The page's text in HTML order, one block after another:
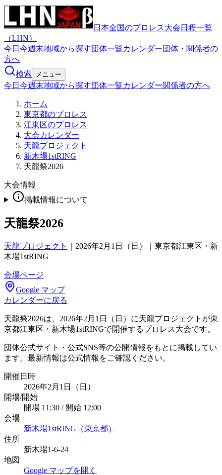
日本全国のプロレス大会日程一覧
（LHN）
今日 今週末地域から探す団体一覧カレンダー団体・関係者の
方へ
検索
メニュー
今日 今週末地域から探す団体一覧カレンダー関係者の方へ
ホーム
東京都のプロレス
江東区のプロレス
大会カレンダー
天龍プロジェクト
新木場1stRING
天龍祭2026
大会情報
掲載情報について
天龍祭2026
天龍プロジェクト
2026年2月1日（日）｜東京都江東区・新
木場1stRING
会場ページ
Google マップ
カレンダーに戻る
天龍祭2026は、2026年2月1日（日）に天龍プロジェクトが東
京都江東区・新木場1stRINGで開催するプロレス大会です。
団体公式サイト・公式SNS等の公開情報をもとに掲載してい
ます。最新情報は公式情報をご確認ください。
開催日時
2026年2月1日（日）
開場/開始
開場 11:30 / 開始 12:00
会場
新木場1stRING（東京都）
住所
新木場1-6-24
地図
Google マップを開く